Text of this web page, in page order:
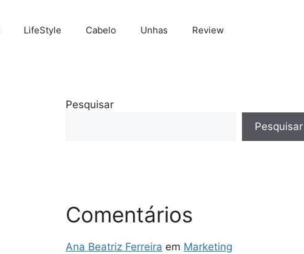
LifeStyle Cabelo Unhas Review
Pesquisar
Pesquisar
Comentários
Ana Beatriz Ferreira em Marketing